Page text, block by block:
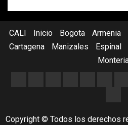
CALI Inicio Bogota Armenia
Cartagena
Manizales Espinal
Copyright © Todos los derechos